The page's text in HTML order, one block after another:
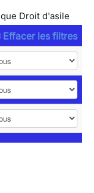
Droit d'asile
Effacer les filtres